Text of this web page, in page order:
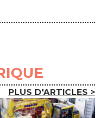
PLUS D'ARTICLES >